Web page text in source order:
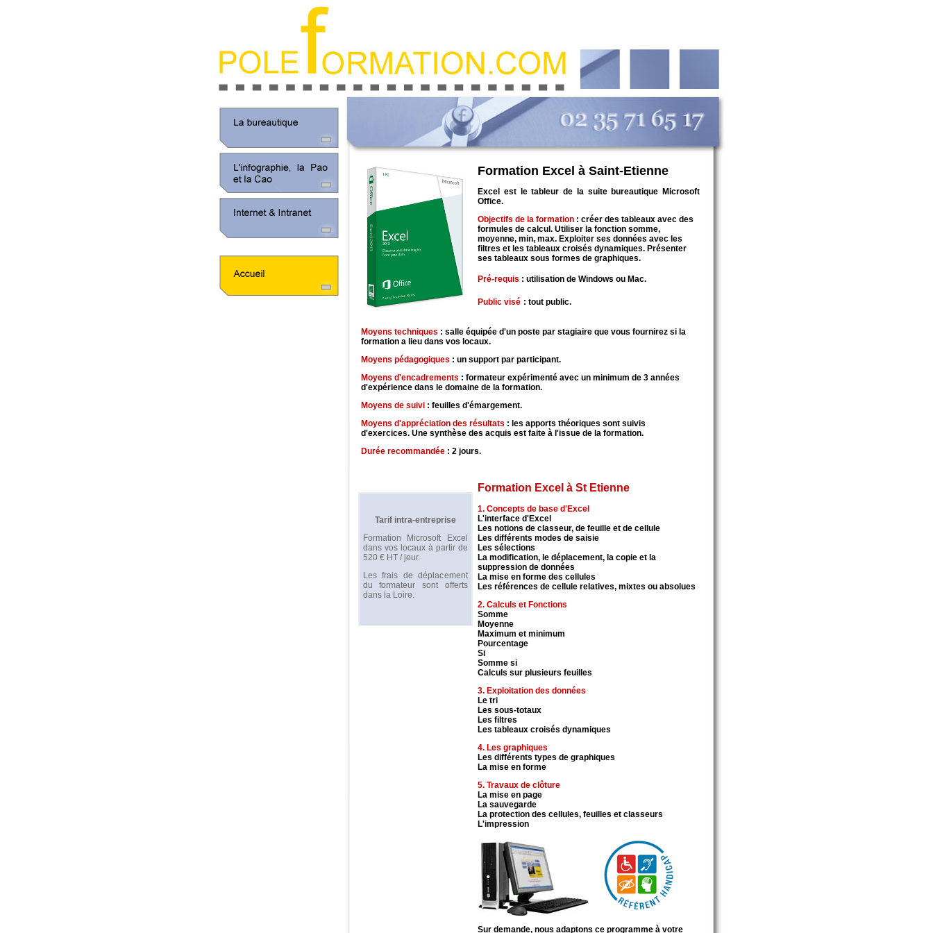
Formation Excel à Saint-Etienne
Excel est le tableur de la suite bureautique Microsoft
Office.
Objectifs de la formation : créer des tableaux avec des
formules de calcul. Utiliser la fonction somme,
moyenne, min, max. Exploiter ses données avec les
filtres et les tableaux croisés dynamiques. Présenter
ses tableaux sous formes de graphiques.
Pré-requis : utilisation de Windows ou Mac.
Public visé : tout public.
Moyens techniques : salle équipée d'un poste par stagiaire que vous fournirez si la
formation a lieu dans vos locaux.
Moyens pédagogiques : un support par participant.
Moyens d'encadrements : formateur expérimenté avec un minimum de 3 années
d'expérience dans le domaine de la formation.
Moyens de suivi : feuilles d'émargement.
Moyens d'appréciation des résultats : les apports théoriques sont suivis
d'exercices. Une synthèse des acquis est faite à l'issue de la formation.
Durée recommandée : 2 jours.
Tarif intra-entreprise
Formation Microsoft Excel
dans vos locaux à partir de
520 € HT / jour.
Les frais de déplacement
du formateur sont offerts
dans la Loire.
Formation Excel à St Etienne
1. Concepts de base d'Excel
L'interface d'Excel
Les notions de classeur, de feuille et de cellule
Les différents modes de saisie
Les sélections
La modification, le déplacement, la copie et la
suppression de données
La mise en forme des cellules
Les références de cellule relatives, mixtes ou absolues
2. Calculs et Fonctions
Somme
Moyenne
Maximum et minimum
Pourcentage
Si
Somme si
Calculs sur plusieurs feuilles
3. Exploitation des données
Le tri
Les sous-totaux
Les filtres
Les tableaux croisés dynamiques
4. Les graphiques
Les différents types de graphiques
La mise en forme
5. Travaux de clôture
La mise en page
La sauvegarde
La protection des cellules, feuilles et classeurs
L'impression
Sur demande, nous adaptons ce programme à votre